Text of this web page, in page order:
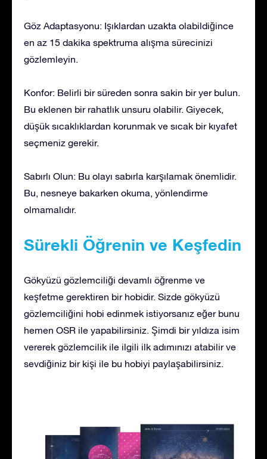
Göz Adaptasyonu: Işıklardan uzakta olabildiğince
en az 15 dakika spektruma alışma sürecinizi
gözlemleyin.
Konfor: Belirli bir süreden sonra sakin bir yer bulun.
Bu eklenen bir rahatlık unsuru olabilir. Giyecek,
düşük sıcaklıklardan korunmak ve sıcak bir kıyafet
seçmeniz gerekir.
Sabırlı Olun: Bu olayı sabırla karşılamak önemlidir.
Bu, nesneye bakarken okuma, yönlendirme
olmamalıdır.
Sürekli Öğrenin ve Keşfedin
Gökyüzü gözlemciliği devamlı öğrenme ve
keşfetme gerektiren bir hobidir. Sizde gökyüzü
gözlemciliğini hobi edinmek istiyorsanız eğer bunu
hemen OSR ile yapabilirsiniz. Şimdi bir yıldıza isim
vererek gözlemcilik ile ilgili ilk adımınızı atabilir ve
sevdiğiniz bir kişi ile bu hobiyi paylaşabilirsiniz.